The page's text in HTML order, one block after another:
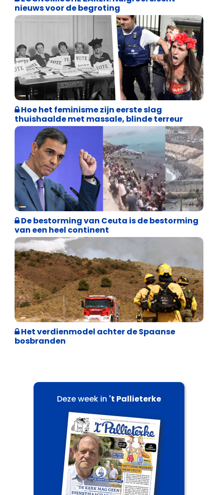
nieuws voor de begroting
Cultuuroorlog
Hoe het feminisme zijn eerste slag
thuishaalde met massale, blinde terreur
Asiel en Migratie
De bestorming van Ceuta is de bestorming
van een heel continent
Internationale politiek
Het verdienmodel achter de Spaanse
bosbranden
Deze week in 't Pallieterke